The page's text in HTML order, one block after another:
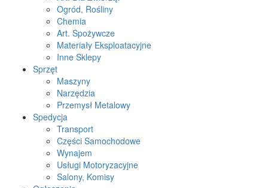
Ogród, Rośliny
Chemia
Art. Spożywcze
Materiały Eksploatacyjne
Inne Sklepy
Sprzęt
Maszyny
Narzędzia
Przemysł Metalowy
Spedycja
Transport
Części Samochodowe
Wynajem
Usługi Motoryzacyjne
Salony, Komisy